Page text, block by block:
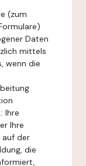
(zum
Daten
mittels
wenn die
Ihre
Ihre
auf der
die